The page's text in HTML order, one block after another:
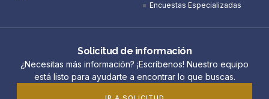
Encuestas Especializadas
Solicitud de información
¿Necesitas más información? ¡Escríbenos! Nuestro equipo
está listo para ayudarte a encontrar lo que buscas.